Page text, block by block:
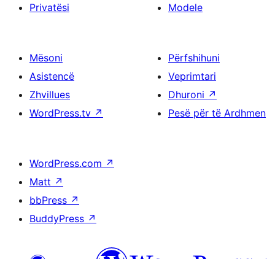
Privatësi
Modele
Mësoni
Asistencë
Zhvillues
WordPress.tv ↗
Përfshihuni
Veprimtari
Dhuroni ↗
Pesë për të Ardhmen
WordPress.com ↗
Matt ↗
bbPress ↗
BuddyPress ↗